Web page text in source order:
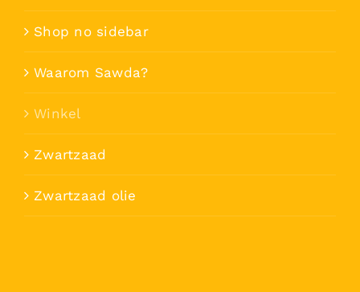
Shop no sidebar
Waarom Sawda?
Winkel
Zwartzaad
Zwartzaad olie